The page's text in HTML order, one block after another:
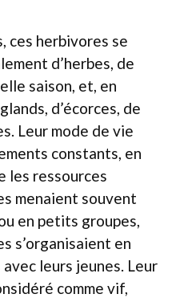
ces herbivores se
d’herbes, de
saison, et, en
d’écorces, de
Leur mode de vie
constants, en
les ressources
menaient souvent
en petits groupes,
s’organisaient en
leurs jeunes. Leur
comme vif,